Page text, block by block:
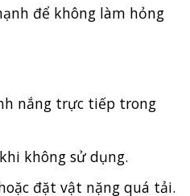
để không làm hỏng
nắng trực tiếp trong
không sử dụng.
đặt vật nặng quá tải.